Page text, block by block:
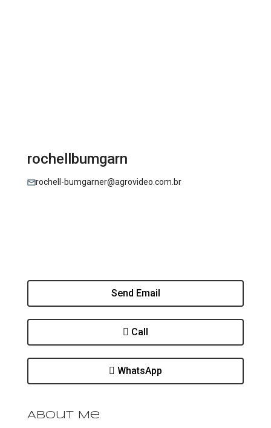
rochellbumgarn
rochell-bumgarner@agrovideo.com.br
Send Email
Call
WhatsApp
About Me